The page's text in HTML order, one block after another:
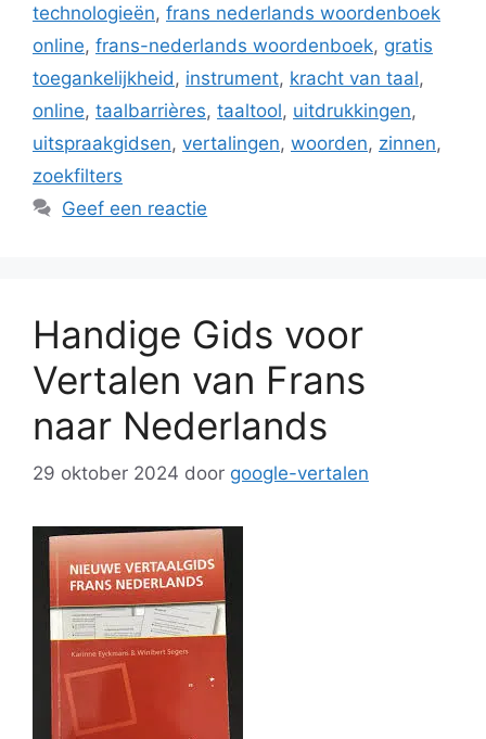
technologieën, frans nederlands woordenboek
online, frans-nederlands woordenboek, gratis
toegankelijkheid , instrument, kracht van taal,
online, taalbarrières, taaltool, uitdrukkingen,
uitspraakgidsen, vertalingen, woorden, zinnen,
zoekfilters
Geef een reactie
Handige Gids voor
Vertalen van Frans
naar Nederlands
29 oktober 2024 door google-vertalen